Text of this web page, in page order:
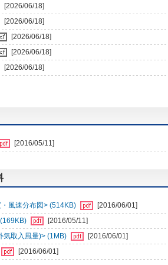
[2026/06/18]
[2026/06/18]
[2026/06/18]
[2026/06/18]
[2026/06/18]
[2016/05/11]
風速分布図> (514KB)
[2016/06/01]
[2016/05/11]
気取入風量)> (1MB)
[2016/06/01]
[2016/06/01]